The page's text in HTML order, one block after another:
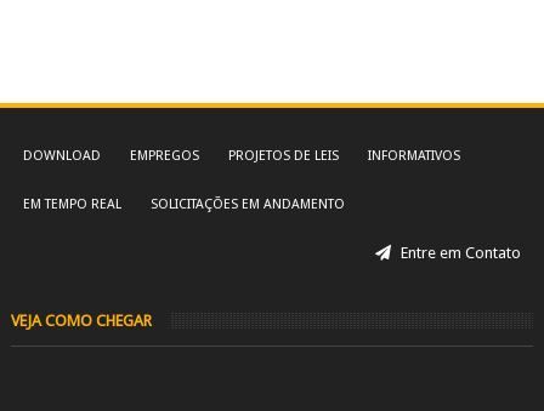
DOWNLOAD EMPREGOS PROJETOS DE LEIS INFORMATIVOS
EM TEMPO REAL SOLICITAÇÕES EM ANDAMENTO
Entre em Contato
VEJA COMO CHEGAR